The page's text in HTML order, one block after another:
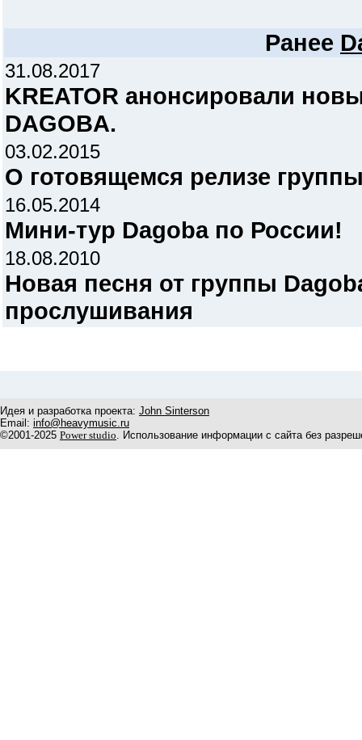
Ранее
31.08.2017
KREATOR анонсировали
DAGOBA.
03.02.2015
О готовящемся релизе
16.05.2014
Мини-тур Dagoba по России!
18.08.2010
Новая песня от группы
прослушивания
Идея и разработка проекта: John Sinterson
Email: info@heavymusic.ru
©2001-2025 Power studio. Использование информации с сайта без